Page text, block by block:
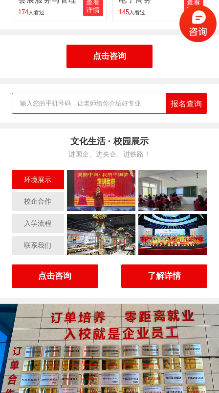
王红伟 铁路客运服务 报名地区：同江
工业机器人
174人看过
查看
详情
145人看过
查看
详情
点击咨询
输入您的手机号码，让老师给你介绍好专业 报名查询
文化生活 · 校园展示
进国企、进央企、进铁路！
环境展示
校企合作
入学流程
联系我们
点击咨询 了解详情